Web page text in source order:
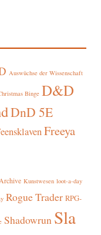
Auswüchse der Wissenschaft
Binge D&D
DnD 5E
Freeya
Kunstwesen loot-a-day
Rogue Trader RPG-
Shadowrun Sla